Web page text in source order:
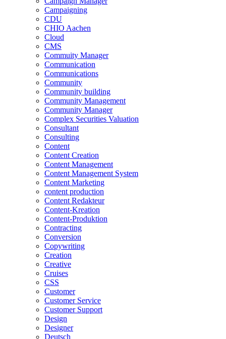
Campaigning
CDU
CHIO Aachen
Cloud
CMS
Commuity Manager
Communication
Communications
Community
Community building
Community Management
Community Manager
Complex Securities Valuation
Consultant
Consulting
Content
Content Creation
Content Management
Content Management System
Content Marketing
content production
Content Redakteur
Content-Kreation
Content-Produktion
Contracting
Conversion
Copywriting
Creation
Creative
Cruises
CSS
Customer
Customer Service
Customer Support
Design
Designer
Deutsch